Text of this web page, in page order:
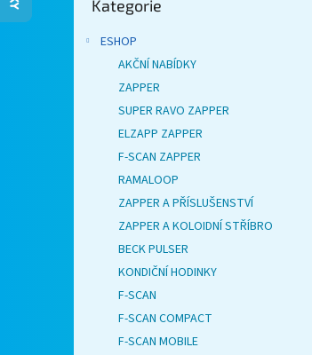
kategorie
Kategorie
ESHOP
AKČNÍ NABÍDKY
ZAPPER
SUPER RAVO ZAPPER
ELZAPP ZAPPER
F-SCAN ZAPPER
RAMALOOP
ZAPPER A PŘÍSLUŠENSTVÍ
ZAPPER A KOLOIDNÍ STŘÍBRO
BECK PULSER
KONDIČNÍ HODINKY
F-SCAN
F-SCAN COMPACT
F-SCAN MOBILE